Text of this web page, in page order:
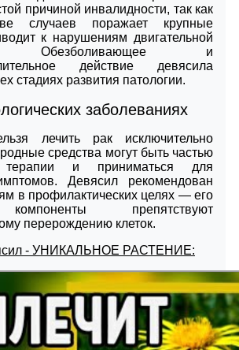
причиной инвалидности, так как
случаев поражает крупные
к нарушениям двигательной
Обезболивающее и
действие девясила
стадиях развития патологии.
заболеваниях
лечить рак исключительно
средства могут быть частью
терапии и приниматься для
Девясил рекомендован
в профилактических целях — его
препятствуют
перерождению клеток.
- УНИКАЛЬНОЕ РАСТЕНИЕ: